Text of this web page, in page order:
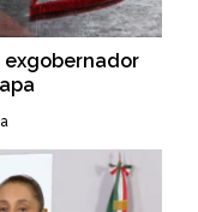
exgobernador